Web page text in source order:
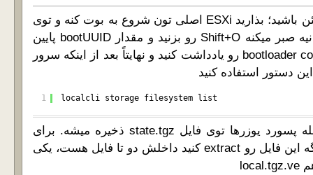
اگه میخواید 100% مطمئن باشید؛ بذارید ESXi اصلی تون شروع به بوت کنه و توی
زمانی که بوت لودر 5 ثانیه صبر میکنه Shift+O رو بزنید و مقدار bootUUID پایین
صفحه توی bootloader command line رو یادداشت کنید و نهایتاً بعد از اینکه سرور
1 localcli storage filesystem list
6- تنظیمات ESXi منجمله پسورد یوزرها توی فایل state.tgz ذخیره میشه. برای
نسخه های جدید ESXi اگه این فایل رو extract کنید داخلش دو تا فایل هست، یکی